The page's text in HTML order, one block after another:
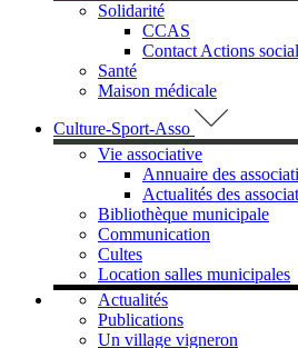
Solidarité
CCAS
Contact Actions
Santé
Maison médicale
Culture-Sport-Asso
Vie associative
Annuaire des
Actualités des
Bibliothèque municipale
Communication
Cultes
Location salles municipales
Actualités
Publications
Un village vigneron